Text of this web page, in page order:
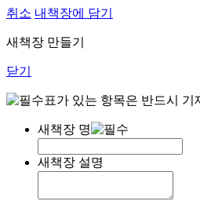
취소 내책장에 담기
새책장 만들기
닫기
표가 있는 항목은 반드시 기
새책장 명
새책장 설명